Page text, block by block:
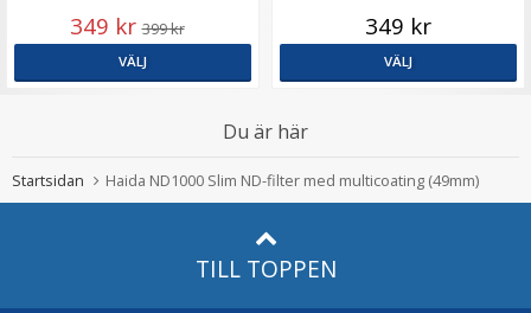
349 kr 399 kr
VÄLJ
349 kr
VÄLJ
Du är här
Startsidan Haida ND1000 Slim ND-filter med multicoating (49mm)
TILL TOPPEN